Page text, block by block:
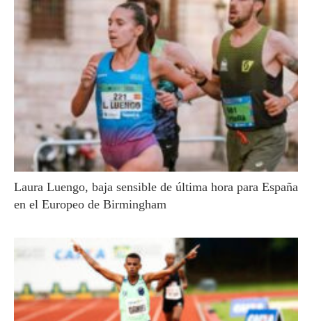
Laura Luengo, baja sensible de última hora para España
en el Europeo de Birmingham